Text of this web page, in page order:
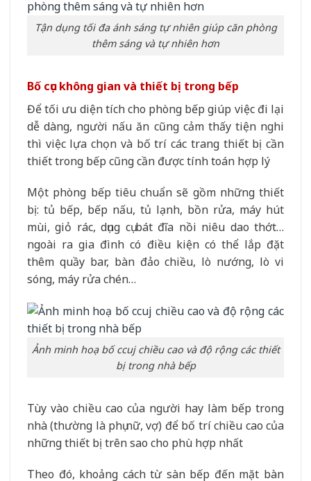
Tận dụng tối đa ánh sáng tự nhiên giúp căn phòng
thêm sáng và tự nhiên hơn
Bố cục không gian và thiết bị trong bếp
Để tối ưu diện tích cho phòng bếp giúp việc đi lại
dễ dàng, người nấu ăn cũng cảm thấy tiện nghi
thì việc lựa chọn và bố trí các trang thiết bị cần
thiết trong bếp cũng cần được tính toán hợp lý
Một phòng bếp tiêu chuẩn sẽ gồm những thiết
bị: tủ bếp, bếp nấu, tủ lạnh, bồn rửa, máy hút
mùi, giỏ rác, dụng cụ bát đĩa nồi niêu dao thớt…
ngoài ra gia đình có điều kiện có thể lắp đặt
thêm quầy bar, bàn đảo chiều, lò nướng, lò vi
sóng, máy rửa chén…
Ảnh minh hoạ bố ccuj chiều cao và độ rộng các thiết
bị trong nhà bếp
Tùy vào chiều cao của người hay làm bếp trong
nhà (thường là phụ nữ, vợ) để bố trí chiều cao của
những thiết bị trên sao cho phù hợp nhất
Theo đó, khoảng cách từ sàn bếp đến mặt bàn